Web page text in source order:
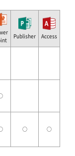
Publisher Access
○ ○